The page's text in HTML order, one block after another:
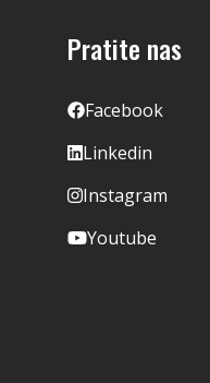
Pratite nas
Facebook
Linkedin
Instagram
Youtube